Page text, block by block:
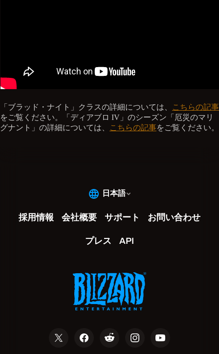
「ブラッド・ナイト」クラスの詳細については、
こちらの記事
をご覧ください。「ディアブロ IV」のシーズン「厄災のマリ
グナント」の詳細については、
こちらの記事をご覧ください。